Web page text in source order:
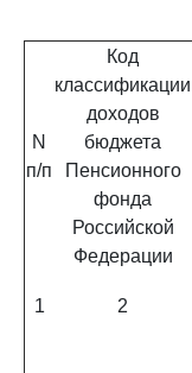
N
п/п
Код
классификации
доходов
бюджета
Пенсионного
фонда
Российской
Федерации
1 2